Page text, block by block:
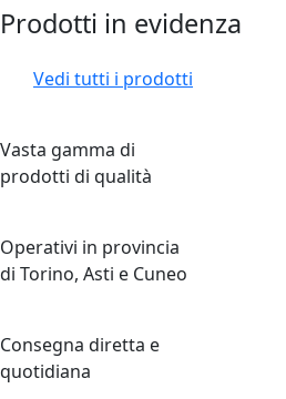
Prodotti in evidenza
Vedi tutti i prodotti
Vasta gamma di
prodotti di qualità
Operativi in provincia
di Torino, Asti e Cuneo
Consegna diretta e
quotidiana